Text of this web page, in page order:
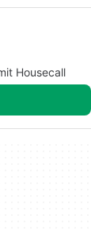
Housecall